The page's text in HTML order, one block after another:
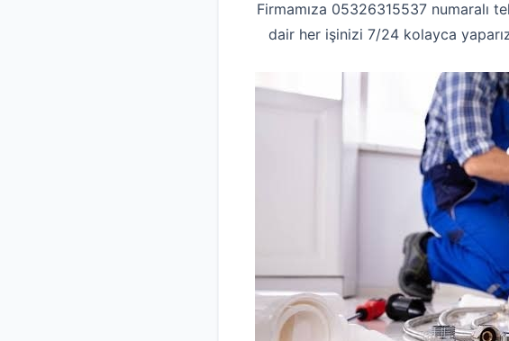
Firmamıza 05326315537 numaralı
dair her işinizi 7/24 kolayca